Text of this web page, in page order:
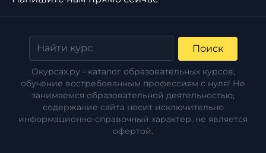
Поиск
Окурсах.ру - каталог образовательных курсов,
обучение востребованным профессиям с нуля! Не
занимаемся образовательной деятельностью,
содержание сайта носит исключительно
информационно-справочный характер, не является
офертой.